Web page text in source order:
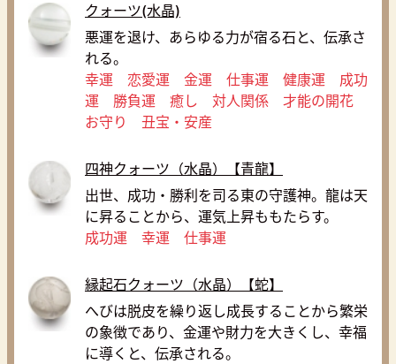
クォーツ(水晶)
悪運を退け、あらゆる力が宿る石と、伝承さ
れる。
幸運 恋愛運 金運 仕事運 健康運 成功
運 勝負運 癒し 対人関係 才能の開花
お守り 丑宝・安産
四神クォーツ（水晶）【青龍】
出世、成功・勝利を司る東の守護神。龍は天
に昇ることから、運気上昇ももたらす。
成功運 幸運 仕事運
縁起石クォーツ（水晶）【蛇】
へびは脱皮を繰り返し成長することから繁栄
の象徴であり、金運や財力を大きくし、幸福
に導くと、伝承される。